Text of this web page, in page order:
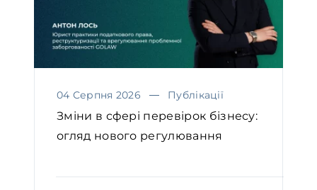
04 Серпня 2026 Публікації
Зміни в сфері перевірок бізнесу:
огляд нового регулювання